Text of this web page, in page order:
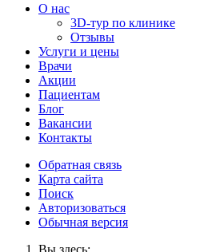
О нас
3D-тур по клинике
Отзывы
Услуги и цены
Врачи
Акции
Пациентам
Блог
Вакансии
Контакты
Обратная связь
Карта сайта
Поиск
Авторизоваться
Обычная версия
Вы здесь: